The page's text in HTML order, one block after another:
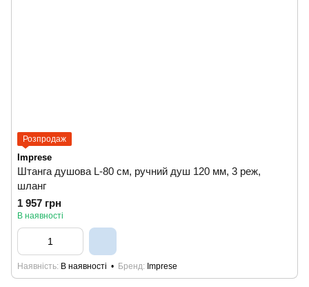
Розпродаж
Imprese
Штанга душова L-80 см, ручний душ 120 мм, 3 реж,
шланг
1 957 грн
В наявності
Наявність В наявності Бренд Imprese